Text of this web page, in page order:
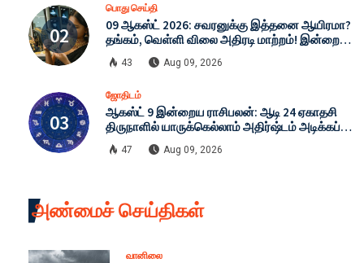
பொது செய்தி
09 ஆகஸ்ட் 2026: சவரனுக்கு இத்தனை ஆயிரமா?
தங்கம், வெள்ளி விலை அதிரடி மாற்றம்! இன்றைய
முழு நிலவரம்!
43 Aug 09, 2026
ஜோதிடம்
ஆகஸ்ட் 9 இன்றைய ராசிபலன்: ஆடி 24 ஏகாதசி
திருநாளில் யாருக்கெல்லாம் அதிர்ஷ்டம் அடிக்கப்
போகிறது?
47 Aug 09, 2026
அண்மைச் செய்திகள்
வானிலை